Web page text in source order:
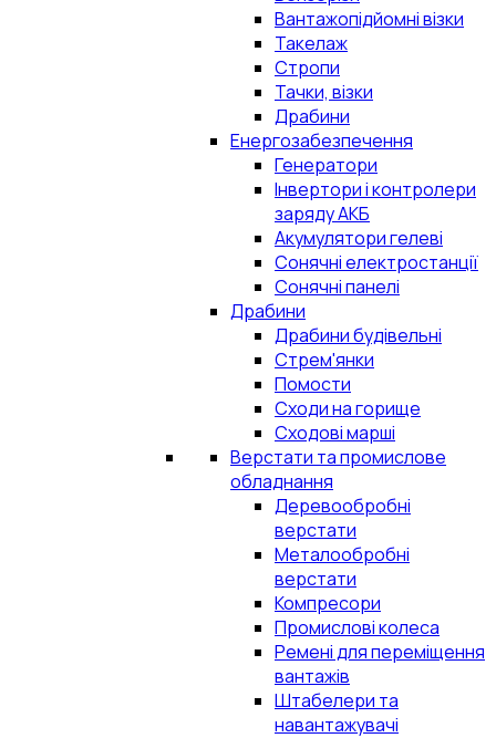
Вантажопідйомні візки
Такелаж
Стропи
Тачки, візки
Драбини
Енергозабезпечення
Генератори
Інвертори і контролери
заряду АКБ
Акумулятори гелеві
Сонячні електростанції
Сонячні панелі
Драбини
Драбини будівельні
Стрем'янки
Помости
Сходи на горище
Сходові марші
Верстати та промислове
обладнання
Деревообробні
верстати
Металообробні
верстати
Компресори
Промислові колеса
Ремені для переміщення
вантажів
Штабелери та
навантажувачі